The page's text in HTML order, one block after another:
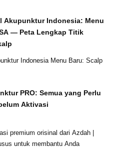
Akupunktur Indonesia: Menu
— Peta Lengkap Titik
PRO: Semua yang Perlu
Aktivasi
untuk membantu Anda